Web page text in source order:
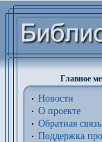
Главное
Новости
О проекте
Обратная связь
Поддержка